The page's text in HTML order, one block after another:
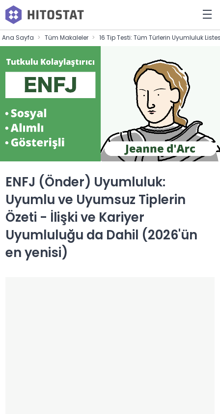
Ana Sayfa Tüm Makaleler 16 Tip Testi: Tüm Türlerin Uyumluluk
ENFJ (Önder) Uyumluluk:
Uyumlu ve Uyumsuz Tiplerin
Özeti - İlişki ve Kariyer
Uyumluluğu da Dahil (2026'ün
en yenisi)